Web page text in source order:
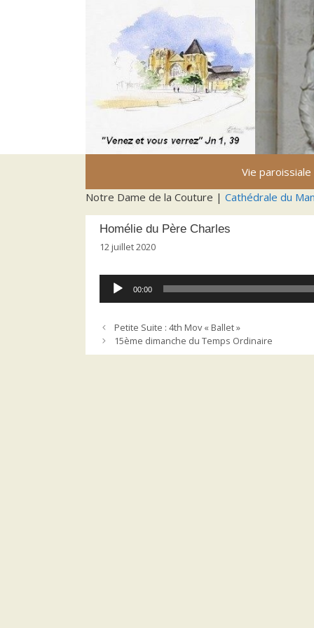
Vie paroissiale
Notre Dame de la Couture | Cathédrale du
Homélie du Père Charles
12 juillet 2020
Lecteur
audio
00:00
Petite Suite : 4th Mov « Ballet »
15ème dimanche du Temps Ordinaire